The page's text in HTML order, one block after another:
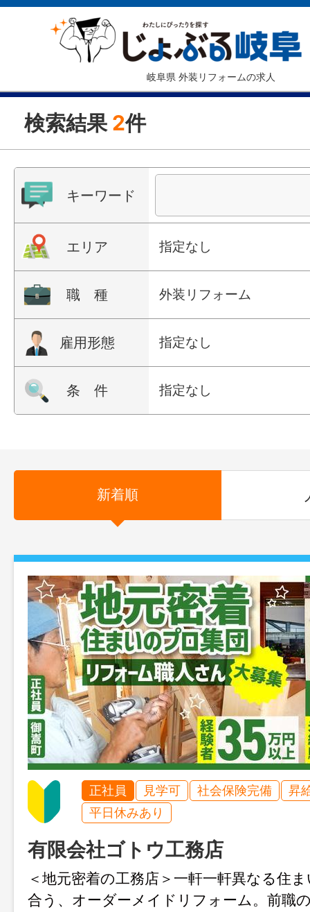
岐阜県 外装リフォームの求人
検索結果 2件
キーワード
エリア 指定なし
職 種 外装リフォーム
雇用形態 指定なし
条 件 指定なし
新着順
正社員 見学可 社会保険完備
昇
平日休みあり
有限会社ゴトウ工務店
＜地元密着の工務店＞一軒一軒異なる住
合う、オーダーメイドリフォーム。前職